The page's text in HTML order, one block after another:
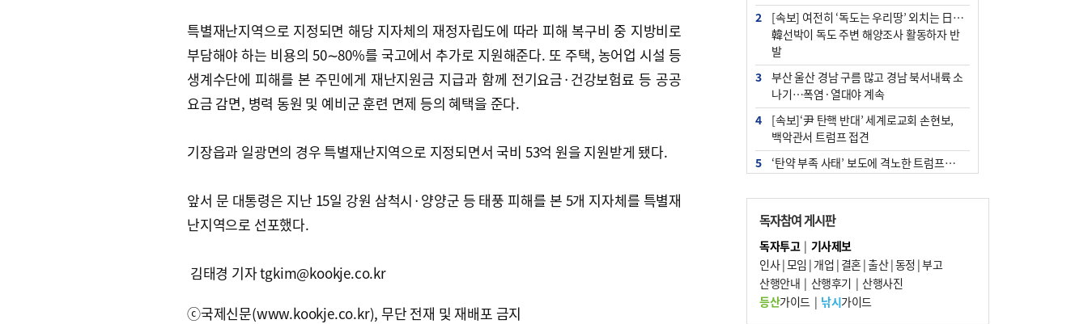
특별재난지역으로 지정되면 해당 지자체의 재정자립도에 따라 피해 복구비 중 지방비로
부담해야 하는 비용의 50∼80%를 국고에서 추가로 지원해준다. 또 주택, 농어업 시설 등
생계수단에 피해를 본 주민에게 재난지원금 지급과 함께 전기요금·건강보험료 등 공공
요금 감면, 병력 동원 및 예비군 훈련 면제 등의 혜택을 준다.
기장읍과 일광면의 경우 특별재난지역으로 지정되면서 국비 53억 원을 지원받게 됐다.
앞서 문 대통령은 지난 15일 강원 삼척시·양양군 등 태풍 피해를 본 5개 지자체를 특별재
난지역으로 선포했다.
김태경 기자 tgkim@kookje.co.kr
ⓒ국제신문(www.kookje.co.kr), 무단 전재 및 재배포 금지
2
[속보] 여전히 ‘독도는 우리땅’ 외치는 日…
韓선박이 독도 주변 해양조사 활동하자 반
발
3
부산 울산 경남 구름 많고 경남 북서내륙 소
나기…폭염·열대야 계속
4
[속보]‘尹 탄핵 반대’ 세계로교회 손현보,
백악관서 트럼프 접견
5
‘탄약 부족 사태’ 보도에 격노한 트럼프…
전주보다 3원 ↓
7
노후 상수도관 파열에 폭염 속 사상구 2300
여 가구 6시간 단수
8
[속보] ‘심판 성접대’ 논란 축구협회 공식 사
과…“현재는 부적절 행위 없어”
독자참여 게시판
독자투고| 기사제보
인사|모임 | 개업 | 결혼|출산|동정 |부고
산행안내 | 산행후기 | 산행사진
등산가이드| 낚시가이드